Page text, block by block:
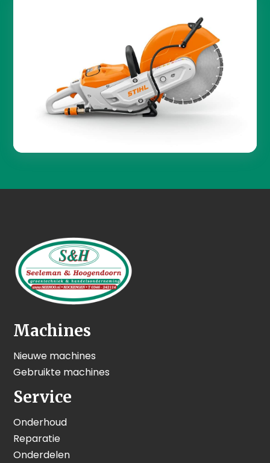
Machines
Nieuwe machines
Gebruikte machines
Service
Onderhoud
Reparatie
Onderdelen